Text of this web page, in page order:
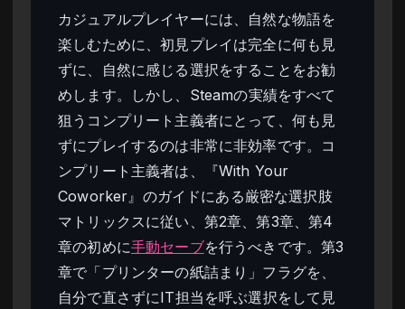
カジュアルプレイヤーには、自然な物語を
楽しむために、初見プレイは完全に何も見
ずに、自然に感じる選択をすることをお勧
めします。しかし、Steamの実績をすべて
狙うコンプリート主義者にとって、何も見
ずにプレイするのは非常に非効率です。コ
ンプリート主義者は、『With Your
Coworker』のガイドにある厳密な選択肢
マトリックスに従い、第2章、第3章、第4
章の初めに手動セーブを行うべきです。第3
章で「プリンターの紙詰まり」フラグを、
自分で直さずにIT担当を呼ぶ選択をして見